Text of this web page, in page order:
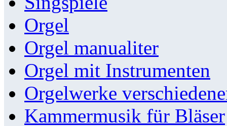
Orgel
Orgel manualiter
Orgel mit Instrumenten
Orgelwerke
Kammermusik für Bläser